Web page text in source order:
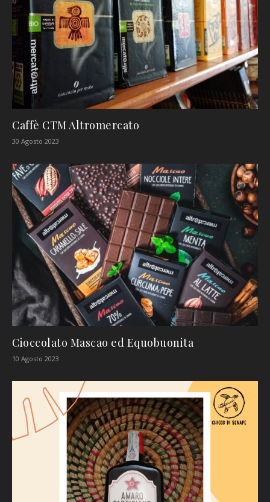
Caffè CTM Altromercato
30 Agosto 2023
Cioccolato Mascao ed Equobuonita
10 Agosto 2023